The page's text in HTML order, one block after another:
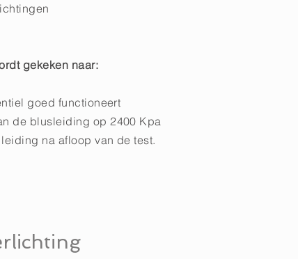
gekeken naar:
goed functioneert
de blusleiding op 2400 Kpa
na afloop van de test.